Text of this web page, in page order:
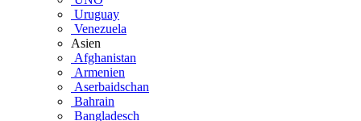
Uruguay
Venezuela
Asien
Afghanistan
Armenien
Aserbaidschan
Bahrain
Bangladesch